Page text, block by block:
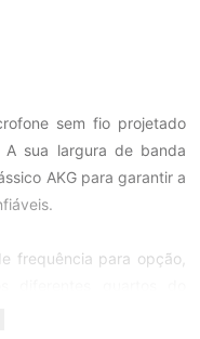
sem fio projetado
A sua largura de banda
AKG para garantir a
frequência para opção,
Hopping permite a